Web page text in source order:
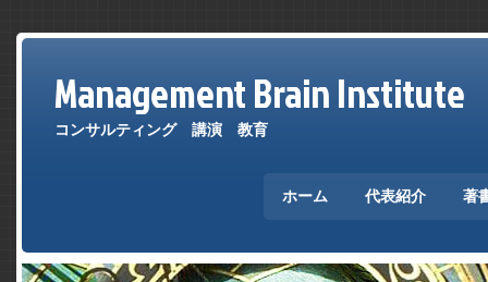
Management Brain Institute
コンサルティング 講演 教育
ホーム 代表紹介 著